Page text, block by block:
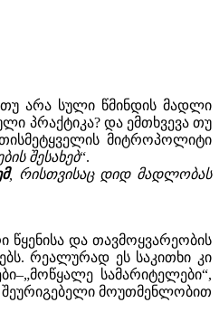
თუ არა სული წმინდის მადლი
პრაქტიკა? და ემთხვევა თუ
მიტროპოლიტი
შესახებ“.
, რისთვისაც დიდ მადლობას
წყენისა და თავმოყვარეობის
რეალურად ეს საკითხი კი
სამარიტელები“,
შეურიგებელი მოუთმენლობით